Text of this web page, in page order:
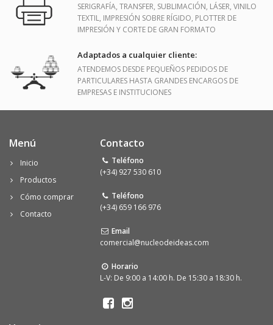
SERIGRAFÍA, TRANSFER, SUBLIMACIÓN, LÁSER, VINILO
TEXTIL, IMPRESIÓN SOBRE RÍGIDO, PLOTTER DE
IMPRESIÓN Y CORTE DE GRAN FORMATO
Adaptados a cualquier cliente:
ATENDEMOS DESDE PEQUEÑOS PEDIDOS DE
PARTICULARES HASTA GRANDES ENCARGOS DE
EMPRESAS E INSTITUCIONES
Menú
Inicio
Productos
Cómo comprar
Contacto
Contacto
Teléfono
(+34) 927 530 610
Teléfono
(+34) 659 166 976
Email
comercial@nucleodeideas.com
Horario
L-V: De 9:00 a 14:00 h. De 15:30 a 18:30 h.